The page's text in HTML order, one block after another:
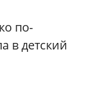
по-
в детский